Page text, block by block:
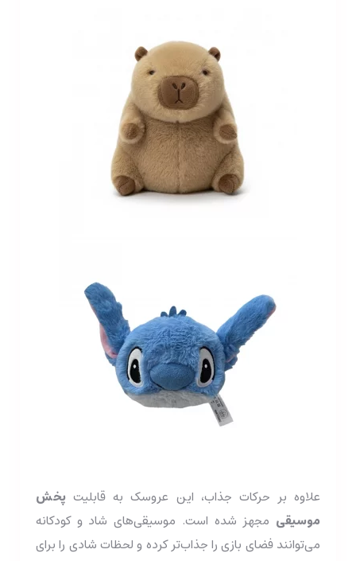
علاوه بر حرکات جذاب، این عروسک به قابلیت پخش
موسیقی مجهز شده است. موسیقی‌های شاد و کودکانه
می‌توانند فضای بازی را جذاب‌تر کرده و لحظات شادی را برای